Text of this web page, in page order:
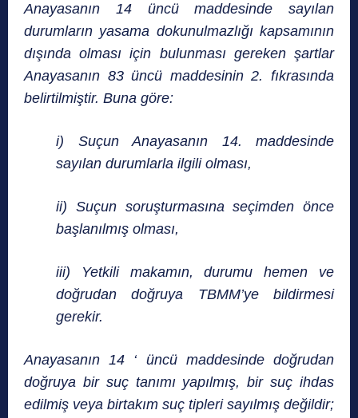
Anayasanın 14 üncü maddesinde sayılan
durumların yasama dokunulmazlığı kapsamının
dışında olması için bulunması gereken şartlar
Anayasanın 83 üncü maddesinin 2. fıkrasında
belirtilmiştir. Buna göre:
i)
Suçun Anayasanın 14. maddesinde
sayılan durumlarla ilgili olması,
ii) Suçun soruşturmasına seçimden önce
başlanılmış olması,
iii)
Yetkili makamın, durumu hemen ve
doğrudan doğruya TBMM’ye bildirmesi
gerekir.
Anayasanın 14 ‘ üncü maddesinde doğrudan
doğruya bir suç tanımı yapılmış, bir suç ihdas
edilmiş veya birtakım suç tipleri sayılmış değildir;